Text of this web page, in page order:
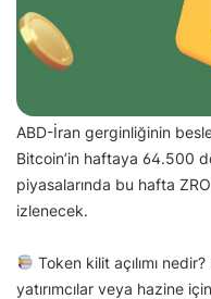
ABD-İran gerginliğinin
Bitcoin’in haftaya 64.500
piyasalarında bu hafta
izlenecek.
Token kilit açılımı
yatırımcılar veya hazine